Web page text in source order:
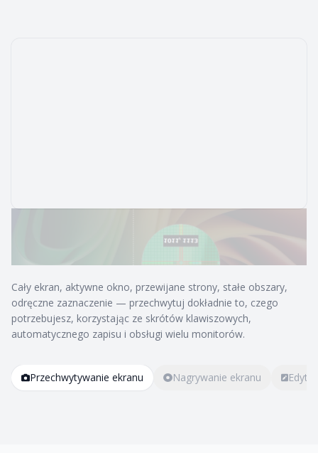
Przechwytywanie ekranu Nagrywanie ekranu
Cały ekran, aktywne okno, przewijane strony, stałe obszary,
odręczne zaznaczenie — przechwytuj dokładnie to, czego
potrzebujesz, korzystając ze skrótów klawiszowych,
automatycznego zapisu i obsługi wielu monitorów.